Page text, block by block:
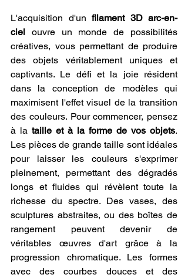
L'acquisition d'un filament 3D arc-en-
ciel ouvre un monde de possibilités
créatives, vous permettant de produire
des objets véritablement uniques et
captivants. Le défi et la joie résident
dans la conception de modèles qui
maximisent l'effet visuel de la transition
des couleurs. Pour commencer, pensez
à la taille et à la forme de vos objets.
Les pièces de grande taille sont idéales
pour laisser les couleurs s'exprimer
pleinement, permettant des dégradés
longs et fluides qui révèlent toute la
richesse du spectre. Des vases, des
sculptures abstraites, ou des boîtes de
rangement peuvent devenir de
véritables œuvres d'art grâce à la
progression chromatique. Les formes
avec des courbes douces et des